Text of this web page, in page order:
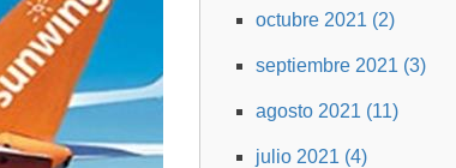
octubre 2021 (2)
septiembre 2021 (3)
agosto 2021 (11)
julio 2021 (4)